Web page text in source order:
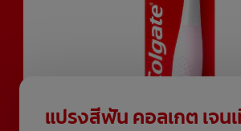
แปรงสีฟัน คอลเกต เจน